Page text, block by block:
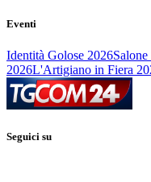
Eventi
Identità Golose 2026
2026L'Artigiano in Fiera
Seguici su